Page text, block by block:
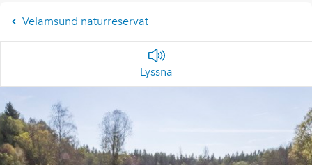
Velamsund naturreservat
Lyssna